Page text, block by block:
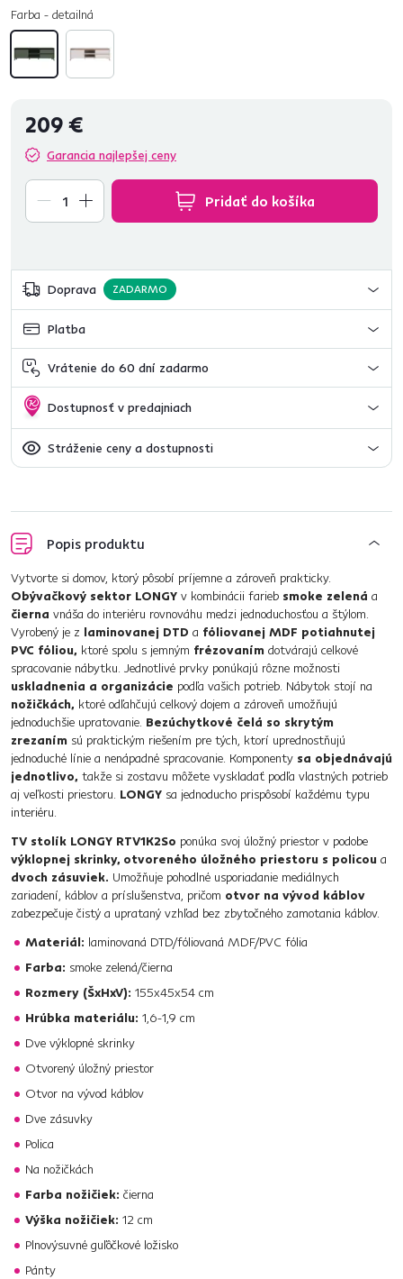
Farba - detailná
209 €
Garancia najlepšej ceny
Pridať do košíka
Doprava ZADARMO
Platba
Vrátenie do 60 dní zadarmo
Dostupnosť v predajniach
Stráženie ceny a dostupnosti
Popis produktu
Vytvorte si domov, ktorý pôsobí príjemne a zároveň prakticky.
Obývačkový sektor LONGY v kombinácii farieb smoke zelená a
čierna vnáša do interiéru rovnováhu medzi jednoduchosťou a štýlom.
Vyrobený je z laminovanej DTD a fóliovanej MDF potiahnutej
PVC fóliou, ktoré spolu s jemným frézovaním dotvárajú celkové
spracovanie nábytku. Jednotlivé prvky ponúkajú rôzne možnosti
uskladnenia a organizácie podľa vašich potrieb. Nábytok stojí na
nožičkách, ktoré odľahčujú celkový dojem a zároveň umožňujú
jednoduchšie upratovanie. Bezúchytkové čelá so skrytým
zrezaním sú praktickým riešením pre tých, ktorí uprednostňujú
jednoduché línie a nenápadné spracovanie. Komponenty sa objednávajú
jednotlivo, takže si zostavu môžete vyskladať podľa vlastných potrieb
aj veľkosti priestoru. LONGY sa jednoducho prispôsobí každému typu
interiéru.
TV stolík LONGY RTV1K2So ponúka svoj úložný priestor v podobe
výklopnej skrinky, otvoreného úložného priestoru s policou a
dvoch zásuviek. Umožňuje pohodlné usporiadanie mediálnych
zariadení, káblov a príslušenstva, pričom otvor na vývod káblov
zabezpečuje čistý a uprataný vzhľad bez zbytočného zamotania káblov.
Materiál: laminovaná DTD/fóliovaná MDF/PVC fólia
Farba: smoke zelená/čierna
Rozmery (ŠxHxV): 155x45x54 cm
Hrúbka materiálu: 1,6-1,9 cm
Dve výklopné skrinky
Otvorený úložný priestor
Otvor na vývod káblov
Dve zásuvky
Polica
Na nožičkách
Farba nožičiek: čierna
Výška nožičiek: 12 cm
Plnovýsuvné guľôčkové ložisko
Pánty